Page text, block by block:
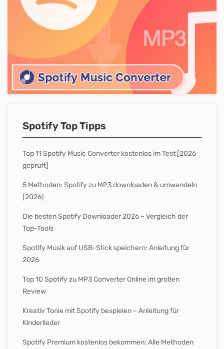
Spotify Top Tipps
Top 11 Spotify Music Converter kostenlos im Test [2026
geprüft]
5 Methoden: Spotify zu MP3 downloaden & umwandeln
[2026]
Die besten Spotify Downloader 2026 – Vergleich der
Top-Tools
Spotify Musik auf USB-Stick speichern: Anleitung für
2026
Top 10 Spotify zu MP3 Converter Online im großen
Review
Kreativ Tonie mit Spotify bespielen – Anleitung für
Kinderlieder
Spotify Premium kostenlos bekommen: Alle Methoden